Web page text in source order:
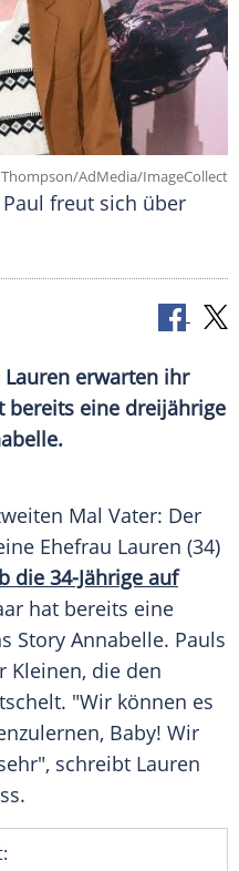
AdMedia/ImageCollect
freut sich über
Lauren erwarten ihr
bereits eine dreijährige
Mal Vater: Der
Ehefrau Lauren (34)
die 34-Jährige auf
hat bereits eine
Story Annabelle. Pauls
Kleinen, die den
"Wir können es
Baby! Wir
schreibt Lauren